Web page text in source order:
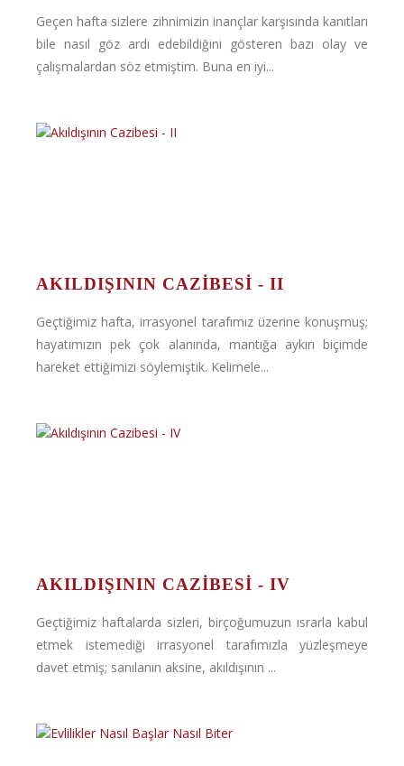
Geçen hafta sizlere zihnimizin inançlar karşısında kanıtları
bile nasıl göz ardı edebildiğini gösteren bazı olay ve
çalışmalardan söz etmiştim. Buna en iyi...
AKILDIŞININ CAZIBESI - II
Geçtiğimiz hafta, irrasyonel tarafımız üzerine konuşmuş;
hayatımızın pek çok alanında, mantığa aykırı biçimde
hareket ettiğimizi söylemiştik. Kelimele...
AKILDIŞININ CAZIBESI - IV
Geçtiğimiz haftalarda sizleri, birçoğumuzun ısrarla kabul
etmek istemediği irrasyonel tarafımızla yüzleşmeye
davet etmiş; sanılanın aksine, akıldışının ...